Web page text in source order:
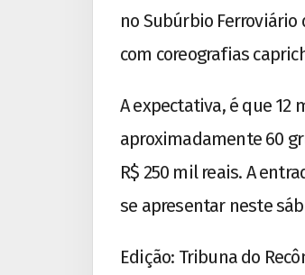
no Subúrbio
com coreografias
A expectativa, é que 12
aproximadamente 60
R$ 250 mil reais. A
se apresentar neste
Edição: Tribuna do